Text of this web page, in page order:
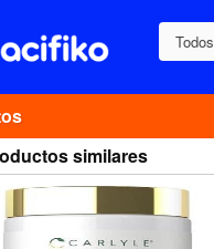
Todos
similares